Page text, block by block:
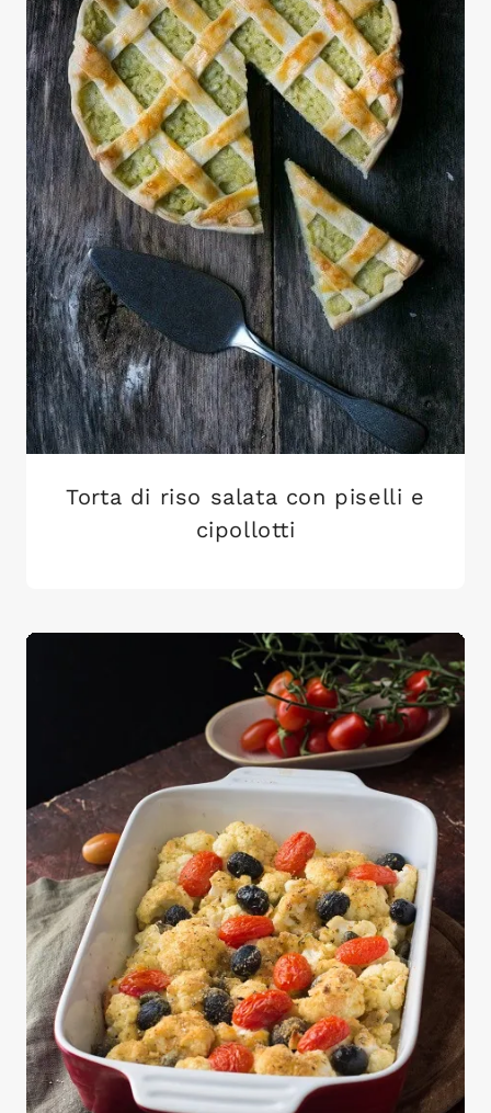
Torta di riso salata con piselli e
cipollotti